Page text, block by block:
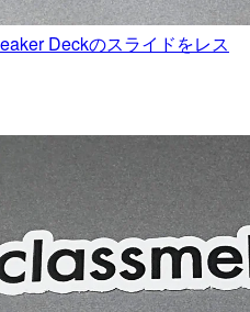
Deckのスライドをレス